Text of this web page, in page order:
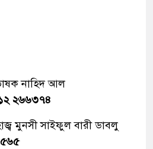
নাহিদ আল
২৬৬৩৭৪
মুনসী সাইফুল বারী ডাবলু